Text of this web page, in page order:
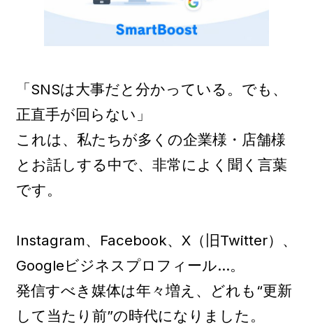
「SNSは大事だと分かっている。でも、
正直手が回らない」
これは、私たちが多くの企業様・店舗様
とお話しする中で、非常によく聞く言葉
です。
Instagram、Facebook、X（旧Twitter）、
Googleビジネスプロフィール…。
発信すべき媒体は年々増え、どれも“更新
して当たり前”の時代になりました。